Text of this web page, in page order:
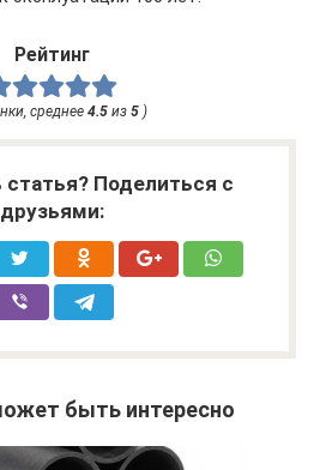
Рейтинг
среднее 4.5 из 5 )
статья? Поделиться с
друзьями:
быть интересно